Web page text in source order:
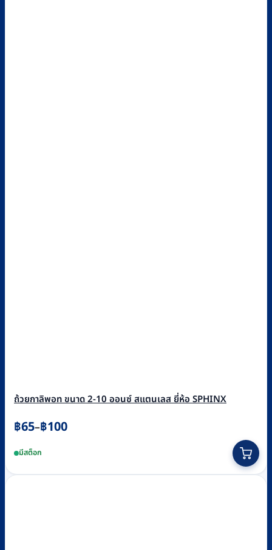
ถ้วยกาลิพอท ขนาด 2-10 ออนซ์ สแตนเลส ยี่ห้อ SPHINX
฿65–฿100
Price
฿65
through
มีสต็อก
product
has